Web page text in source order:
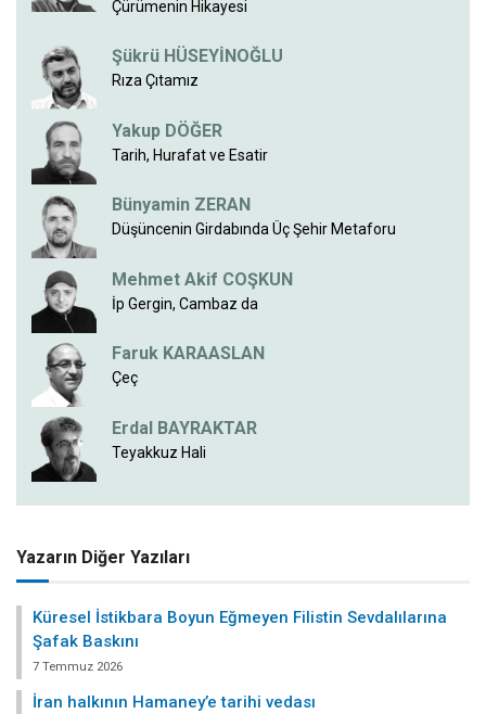
Çürümenin Hikayesi
Şükrü HÜSEYİNOĞLU
Rıza Çıtamız
Yakup DÖĞER
Tarih, Hurafat ve Esatir
Bünyamin ZERAN
Düşüncenin Girdabında Üç Şehir Metaforu
Mehmet Akif COŞKUN
İp Gergin, Cambaz da
Faruk KARAASLAN
Çeç
Erdal BAYRAKTAR
Teyakkuz Hali
Yazarın Diğer Yazıları
Küresel İstikbara Boyun Eğmeyen Filistin Sevdalılarına
Şafak Baskını
7 Temmuz 2026
İran halkının Hamaney’e tarihi vedası